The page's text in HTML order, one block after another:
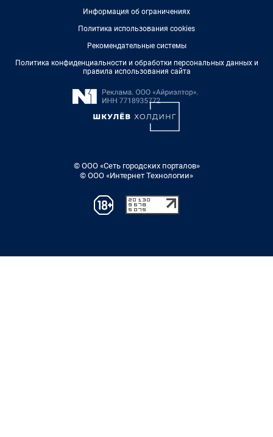
Информация об ограничениях
Политика использования cookies
Рекомендательные системы
Политика конфиденциальности и обработки персональных данных и
правила использования сайта
© ООО «Сеть городских порталов»
© ООО «Интернет Технологии»